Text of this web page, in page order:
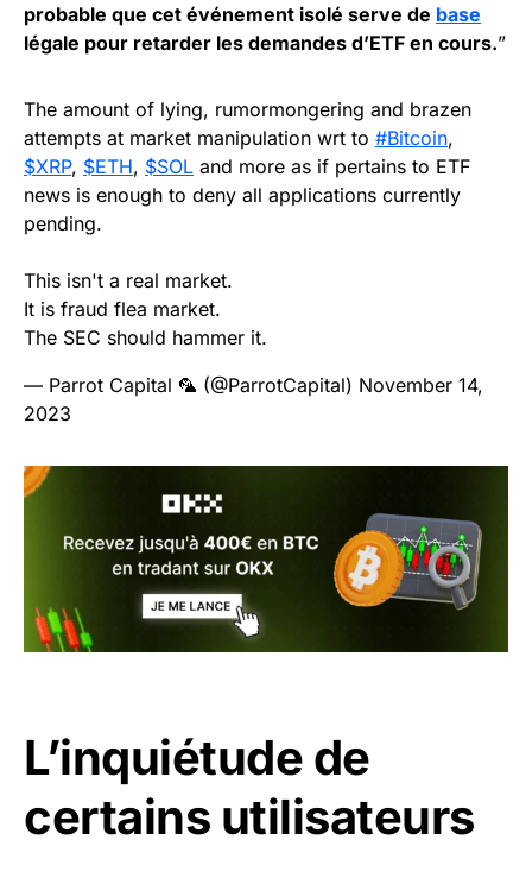
probable que cet événement isolé serve de base
légale pour retarder les demandes d’ETF en cours.”
The amount of lying, rumormongering and brazen
attempts at market manipulation wrt to #Bitcoin,
$XRP, $ETH, $SOL and more as if pertains to ETF
news is enough to deny all applications currently
pending.
This isn't a real market.
It is fraud flea market.
The SEC should hammer it.
— Parrot Capital 🦜 (@ParrotCapital) November 14,
2023
L’inquiétude de
certains utilisateurs